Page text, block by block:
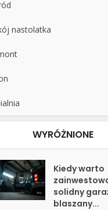
nastolatka
WYRÓŻNIONE
Kiedy warto
solidny
blaszany...